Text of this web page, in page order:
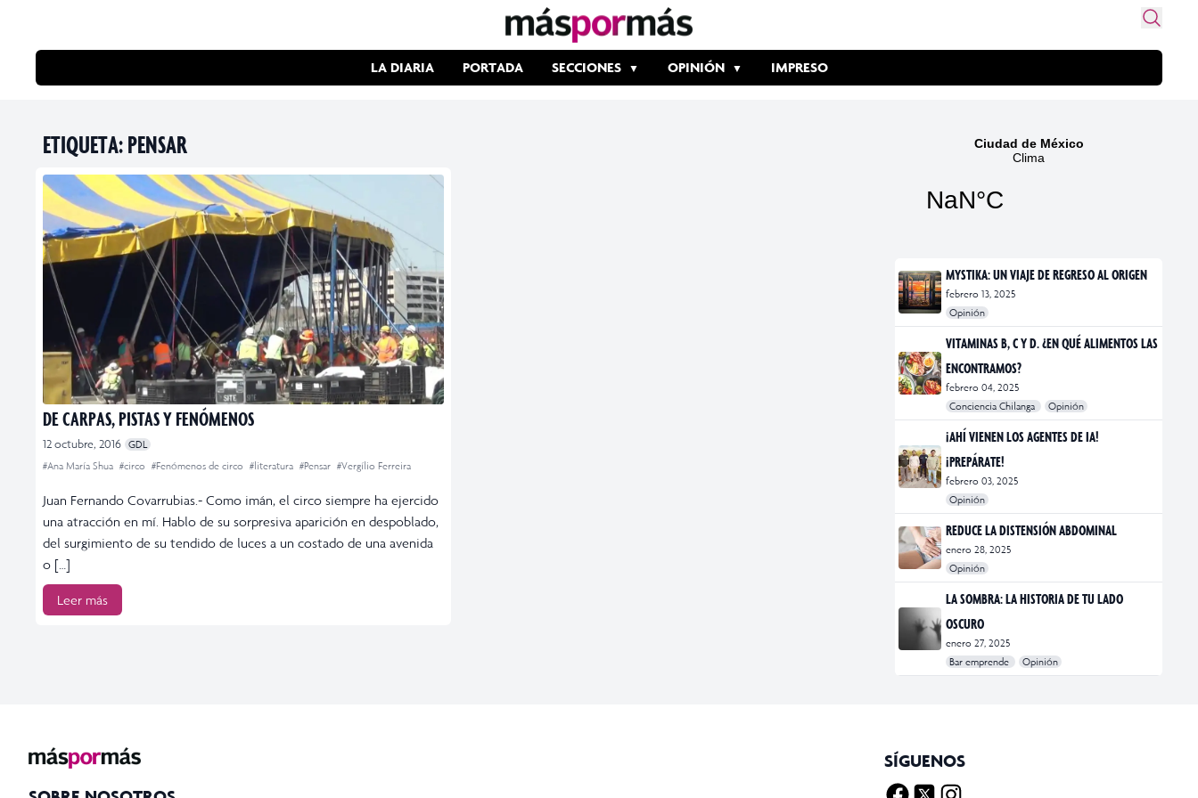
LA DIARIA PORTADA SECCIONES OPINIÓN IMPRESO
ETIQUETA:PENSAR
DE CARPAS, PISTAS Y FENÓMENOS
12 octubre, 2016 GDL
#Ana María Shua #circo #Fenómenos de circo #literatura #Pensar #Vergílio Ferreira
Juan Fernando Covarrubias.- Como imán, el circo siempre ha ejercido
una atracción en mí. Hablo de su sorpresiva aparición en despoblado,
del surgimiento de su tendido de luces a un costado de una avenida
o […]
Leer más
MYSTIKA: UN VIAJE DE REGRESO AL ORIGEN
febrero 13, 2025
Opinión
#exposiciones
#fotografía
VITAMINAS B, C Y D. ¿EN QUÉ ALIMENTOS LAS
ENCONTRAMOS?
febrero 04, 2025
Conciencia Chilanga
Opinión
#bienestar
#Opinión
#Principal
¡AHÍ VIENEN LOS AGENTES DE IA!
¡PREPÁRATE!
febrero 03, 2025
Opinión
#Bar Emprende
#Opinión
#Principal
REDUCE LA DISTENSIÓN ABDOMINAL
enero 28, 2025
Opinión
#bienestar
#Opinión
#Principal
#Salud
LA SOMBRA: LA HISTORIA DE TU LADO
OSCURO
enero 27, 2025
Bar emprende
Opinión
#Bar Emprende
#CDMX
#marketing
SÍGUENOS